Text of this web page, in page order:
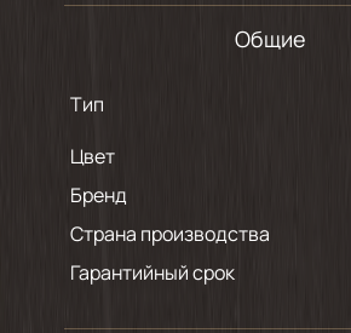
Общие
Тип
Цвет
Бренд
Страна производства
Гарантийный срок